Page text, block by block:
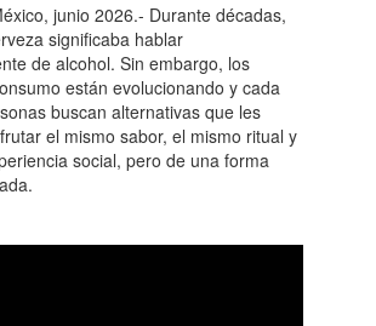
junio 2026.- Durante décadas,
significaba hablar
de alcohol. Sin embargo, los
están evolucionando y cada
buscan alternativas que les
el mismo sabor, el mismo ritual y
social, pero de una forma